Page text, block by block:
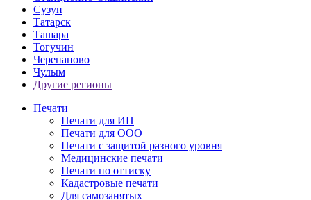
Сузун
Татарск
Ташара
Тогучин
Черепаново
Чулым
Другие регионы
Печати
Печати для ИП
Печати для ООО
Печати с защитой разного уровня
Медицинские печати
Печати по оттиску
Кадастровые печати
Для самозанятых